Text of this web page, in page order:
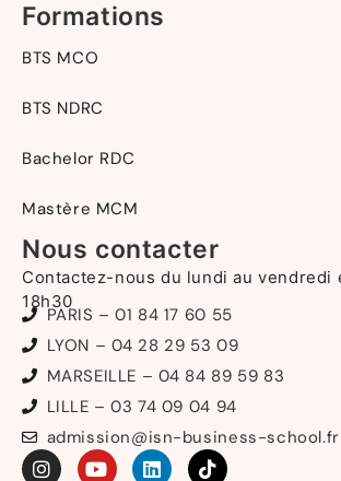
Formations
BTS MCO
BTS NDRC
Bachelor RDC
Mastère MCM
Nous contacter
Contactez-nous du lundi au vendredi
18h30
PARIS – 01 84 17 60 55
LYON – 04 28 29 53 09
MARSEILLE – 04 84 89 59 83
LILLE – 03 74 09 04 94
admission@isn-business-school.fr